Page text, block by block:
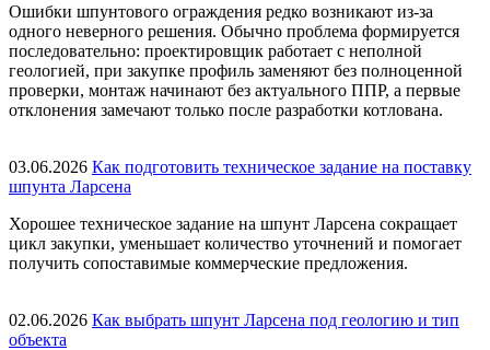
Ошибки шпунтового ограждения редко возникают из-за
одного неверного решения. Обычно проблема формируется
последовательно: проектировщик работает с неполной
геологией, при закупке профиль заменяют без полноценной
проверки, монтаж начинают без актуального ППР, а первые
отклонения замечают только после разработки котлована.
03.06.2026 Как подготовить техническое задание на поставку
шпунта Ларсена
Хорошее техническое задание на шпунт Ларсена сокращает
цикл закупки, уменьшает количество уточнений и помогает
получить сопоставимые коммерческие предложения.
02.06.2026 Как выбрать шпунт Ларсена под геологию и тип
объекта